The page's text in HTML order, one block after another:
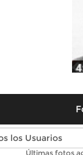
Fotos
Últimas fotos